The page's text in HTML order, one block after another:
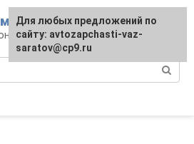
машины
Для любых предложений по
сайту: avtozapchasti-vaz-
saratov@cp9.ru